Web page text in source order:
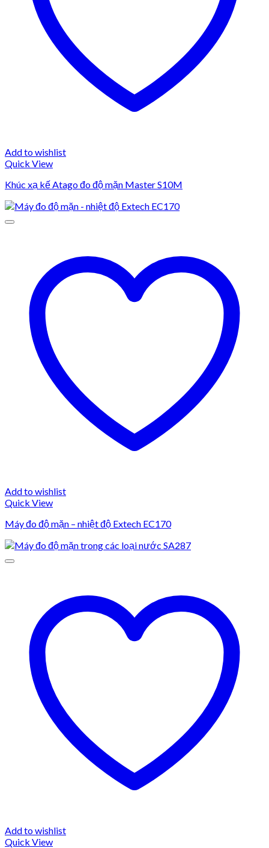
Add to wishlist
Quick View
Khúc xạ kế Atago đo độ mặn Master S10M
Add to wishlist
Quick View
Máy đo độ mặn – nhiệt độ Extech EC170
Add to wishlist
Quick View